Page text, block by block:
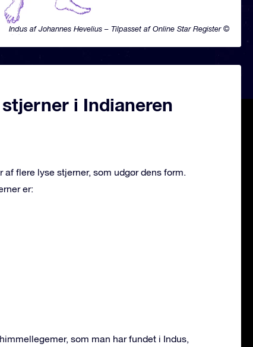
Indus af Johannes Hevelius – Tilpasset af Online Star Register ©
i Indianeren
flere lyse stjerner, som udgør dens form.
er:
som man har fundet i Indus,